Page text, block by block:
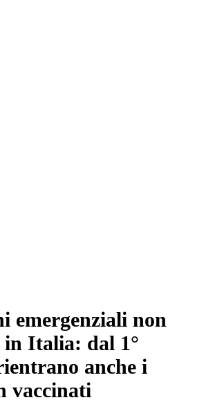
emergenziali non
Italia: dal 1°
anche i
vaccinati